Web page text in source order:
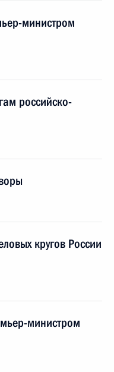
министром
российско-
кругов России
министром